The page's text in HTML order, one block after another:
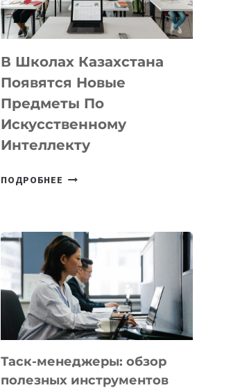
—
МЕЖДУНАРОДНУЮ
ДЛЯ
ТЕХНОЛОГИЧЕСКИХ
СТАРТАПОВ
В Школах Казахстана
Появятся Новые
Предметы По
Искусственному
Интеллекту
ПОДРОБНЕЕ
НОВЫЕ
ПРЕДМЕТЫ
ПО
ИСКУССТВЕННОМУ
ИНТЕЛЛЕКТУ
Таск-менеджеры: обзор
полезных инструментов